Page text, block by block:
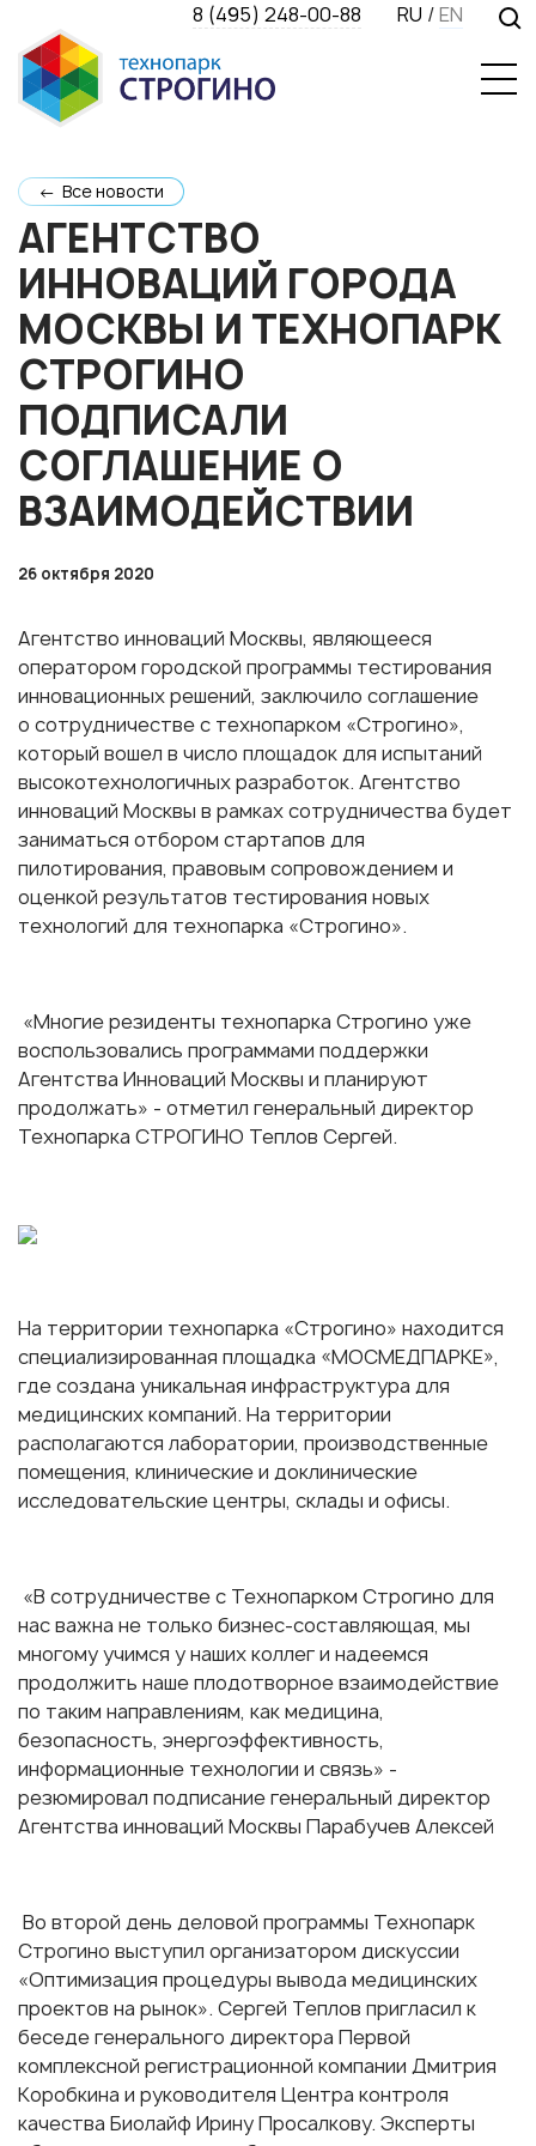
8 (495) 248-00-88 RU /EN
← Все новости
АГЕНТСТВО
ИННОВАЦИЙ ГОРОДА
МОСКВЫ И ТЕХНОПАРК
СТРОГИНО
ПОДПИСАЛИ
СОГЛАШЕНИЕ О
ВЗАИМОДЕЙСТВИИ
26 октября 2020
Агентство инноваций Москвы, являющееся
оператором городской программы тестирования
инновационных решений, заключило соглашение
о сотрудничестве с технопарком «Строгино»,
который вошел в число площадок для испытаний
высокотехнологичных разработок. Агентство
инноваций Москвы в рамках сотрудничества будет
заниматься отбором стартапов для
пилотирования, правовым сопровождением и
оценкой результатов тестирования новых
технологий для технопарка «Строгино».
«Многие резиденты технопарка Строгино уже
воспользовались программами поддержки
Агентства Инноваций Москвы и планируют
продолжать» - отметил генеральный директор
Технопарка СТРОГИНО Теплов Сергей.
На территории технопарка «Строгино» находится
специализированная площадка «МОСМЕДПАРКЕ»,
где создана уникальная инфраструктура для
медицинских компаний. На территории
располагаются лаборатории, производственные
помещения, клинические и доклинические
исследовательские центры, склады и офисы.
«В сотрудничестве с Технопарком Строгино для
нас важна не только бизнес-составляющая, мы
многому учимся у наших коллег и надеемся
продолжить наше плодотворное взаимодействие
по таким направлениям, как медицина,
безопасность, энергоэффективность,
информационные технологии и связь» -
резюмировал подписание генеральный директор
Агентства инноваций Москвы Парабучев Алексей
Во второй день деловой программы Технопарк
Строгино выступил организатором дискуссии
«Оптимизация процедуры вывода медицинских
проектов на рынок». Сергей Теплов пригласил к
беседе генерального директора Первой
комплексной регистрационной компании Дмитрия
Коробкина и руководителя Центра контроля
качества Биолайф Ирину Просалкову. Эксперты